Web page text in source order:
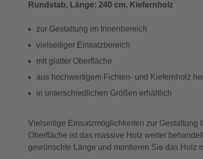
Rundstab, Länge: 240 cm, Kiefernholz
zur Gestaltung im Innenbereich
vielseitiger Einsatzbereich
mit glatter Oberfläche
aus hochwertigem Fichten- und Kiefernholz
in unterschiedlichen Größen erhältlich
Vielseitige Einsatzmöglichkeiten zur Gestaltung
Oberfläche ist das massive Holz weiter
gewünschte Länge und montieren Sie das Holz